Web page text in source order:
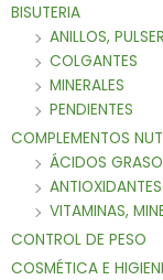
BISUTERIA
ANILLOS,
COLGANTES
MINERALES
PENDIENTES
COMPLEMENTOS
ÁCIDOS
ANTIOXIDANTES
VITAMINAS,
CONTROL DE PESO
COSMÉTICA E